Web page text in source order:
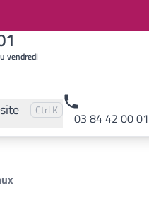
vendredi
Pressez
Ctrl et
K pour rechercher
03 84 42 00 01
sur le site